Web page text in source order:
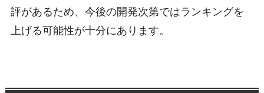
評があるため、今後の開発次第ではランキングを
上げる可能性が十分にあります。